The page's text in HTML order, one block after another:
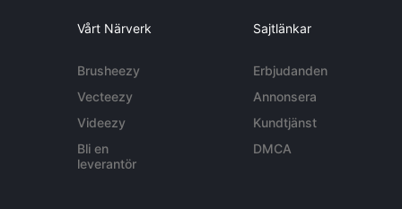
Vårt Närverk
Brusheezy
Vecteezy
Videezy
Bli en
leverantör
Sajtlänkar
Erbjudanden
Annonsera
Kundtjänst
DMCA